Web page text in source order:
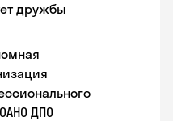
дружбы
ДПО